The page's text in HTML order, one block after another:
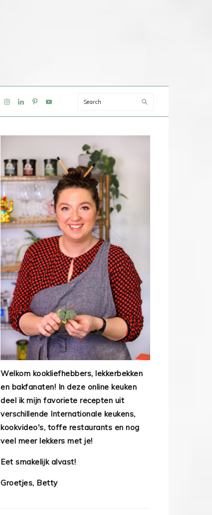
Search
Welkom kookliefhebbers, lekkerbekken
en bakfanaten! In deze online keuken
deel ik mijn favoriete recepten uit
verschillende Internationale keukens,
kookvideo's, toffe restaurants en nog
veel meer lekkers met je!
Eet smakelijk alvast!
Groetjes, Betty